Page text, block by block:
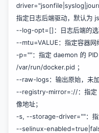
指定日志后端驱动，默认
--log-opt=[]：日志后端的
--mtu=VALUE：指定容器
-p=""：指定 daemon 的
/var/run/docker.pid ；
--raw-logs：输出原始，未
--registry-mirror=://：指定
像地址；
-s, --storage-driver=""：
--selinux-